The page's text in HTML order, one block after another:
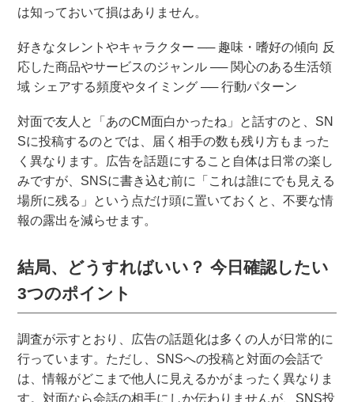
は知っておいて損はありません。
好きなタレントやキャラクター ── 趣味・嗜好の傾向 反
応した商品やサービスのジャンル ── 関心のある生活領
域 シェアする頻度やタイミング ── 行動パターン
対面で友人と「あのCM面白かったね」と話すのと、SN
Sに投稿するのとでは、届く相手の数も残り方もまった
く異なります。広告を話題にすること自体は日常の楽し
みですが、SNSに書き込む前に「これは誰にでも見える
場所に残る」という点だけ頭に置いておくと、不要な情
報の露出を減らせます。
結局、どうすればいい？ 今日確認したい
3つのポイント
調査が示すとおり、広告の話題化は多くの人が日常的に
行っています。ただし、SNSへの投稿と対面の会話で
は、情報がどこまで他人に見えるかがまったく異なりま
す。対面なら会話の相手にしか伝わりませんが、SNS投